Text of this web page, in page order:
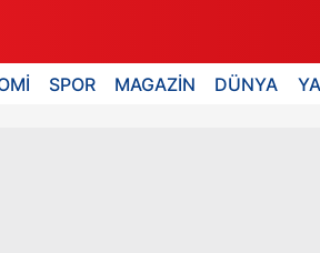
SPOR MAGAZİN DÜNYA